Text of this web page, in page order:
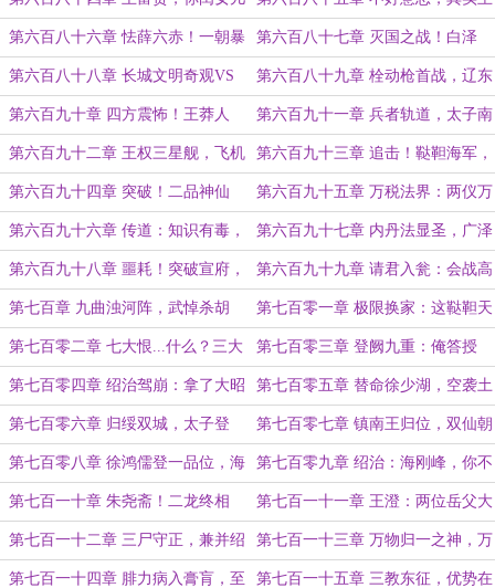
子长得根本不像你！ 富贵和雨水都是我！
第六百八十六章 怯薛六赤！一朝暴
富，急转直下！
第六百八十七章 灭国之战！白泽
图，兽形丹！
第六百八十八章 长城文明奇观VS
阳间攻城手段
第六百八十九章 栓动枪首战，辽东
镇噩耗
第六百九十章 四方震怖！王莽人
头，唱谣小儿
第六百九十一章 兵者轨道，太子南
巡
第六百九十二章 王权三星舰，飞机
终下线
第六百九十三章 追击！鞑靼海军，
天下无敌！
第六百九十四章 突破！二品神仙
境！
第六百九十五章 万税法界：两仪万
化，兼并天下！
第六百九十六章 传道：知识有毒，
寄生天地
第六百九十七章 内丹法显圣，广泽
王授首！
第六百九十八章 噩耗！突破宣府，
阴兵借道
第六百九十九章 请君入瓮：会战高
粱河！
第七百章 九曲浊河阵，武悼杀胡
剑！
第七百零一章 极限换家：这鞑靼天
命朕就笑纳了！
第七百零二章 七大恨...什么？三大
殿站起来了？
第七百零三章 登阙九重：俺答授
首，终夺天命！
第七百零四章 绍治驾崩：拿了大昭
的领土都会变成大昭
第七百零五章 替命徐少湖，空袭土
默特
第七百零六章 归绥双城，太子登
基！
第七百零七章 镇南王归位，双仙朝
并列！
第七百零八章 徐鸿儒登一品位，海
刚峰请狗头铡
第七百零九章 绍治：海刚峰，你不
要过来啊！
第七百一十章 朱尧斋！二龙终相
见！
第七百一十一章 王澄：两位岳父大
人不要再打了啦
第七百一十二章 三尸守正，兼并绍
治
第七百一十三章 万物归一之神，万
灵终焉之海
第七百一十四章 腓力病入膏肓，至 第七百一十五章 三教东征，优势在